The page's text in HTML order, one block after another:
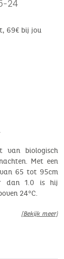
24
69€ bij jou
van biologisch
Met een
65 tot 95cm
dan 1.0 is hij
24°C.
[Bekijk meer]